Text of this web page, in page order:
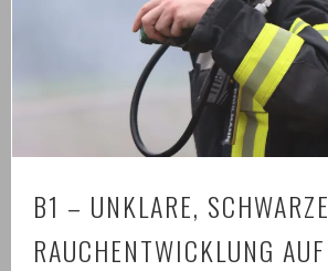
B1 – UNKLARE, SCHWARZE
RAUCHENTWICKLUNG AUF